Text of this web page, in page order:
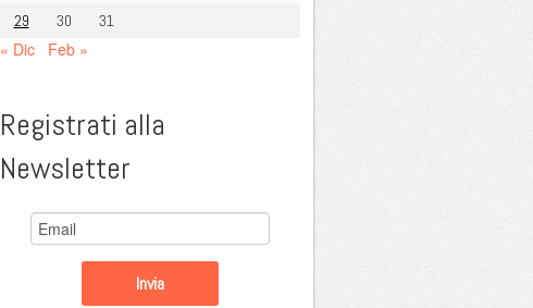
29
30 31
« Dic Feb »
Registrati alla
Newsletter